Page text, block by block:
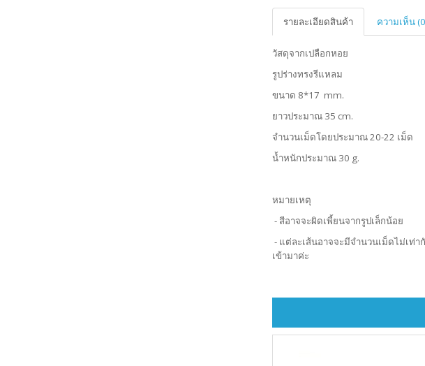
รายละเอียดสินค้า ความเห็น
วัสดุจากเปลือกหอย
รูปร่างทรงรีแหลม
ขนาด 8*17 mm.
ยาวประมาณ 35 cm.
จำนวนเม็ดโดยประมาณ 20-22 เม็ด
น้ำหนักประมาณ 30 g.
หมายเหตุ
- สีอาจจะผิดเพี้ยนจากรูปเล็กน้อย
- แต่ละเส้นอาจจะมีจำนวนเม็ดไม่เท่
เข้ามาค่ะ